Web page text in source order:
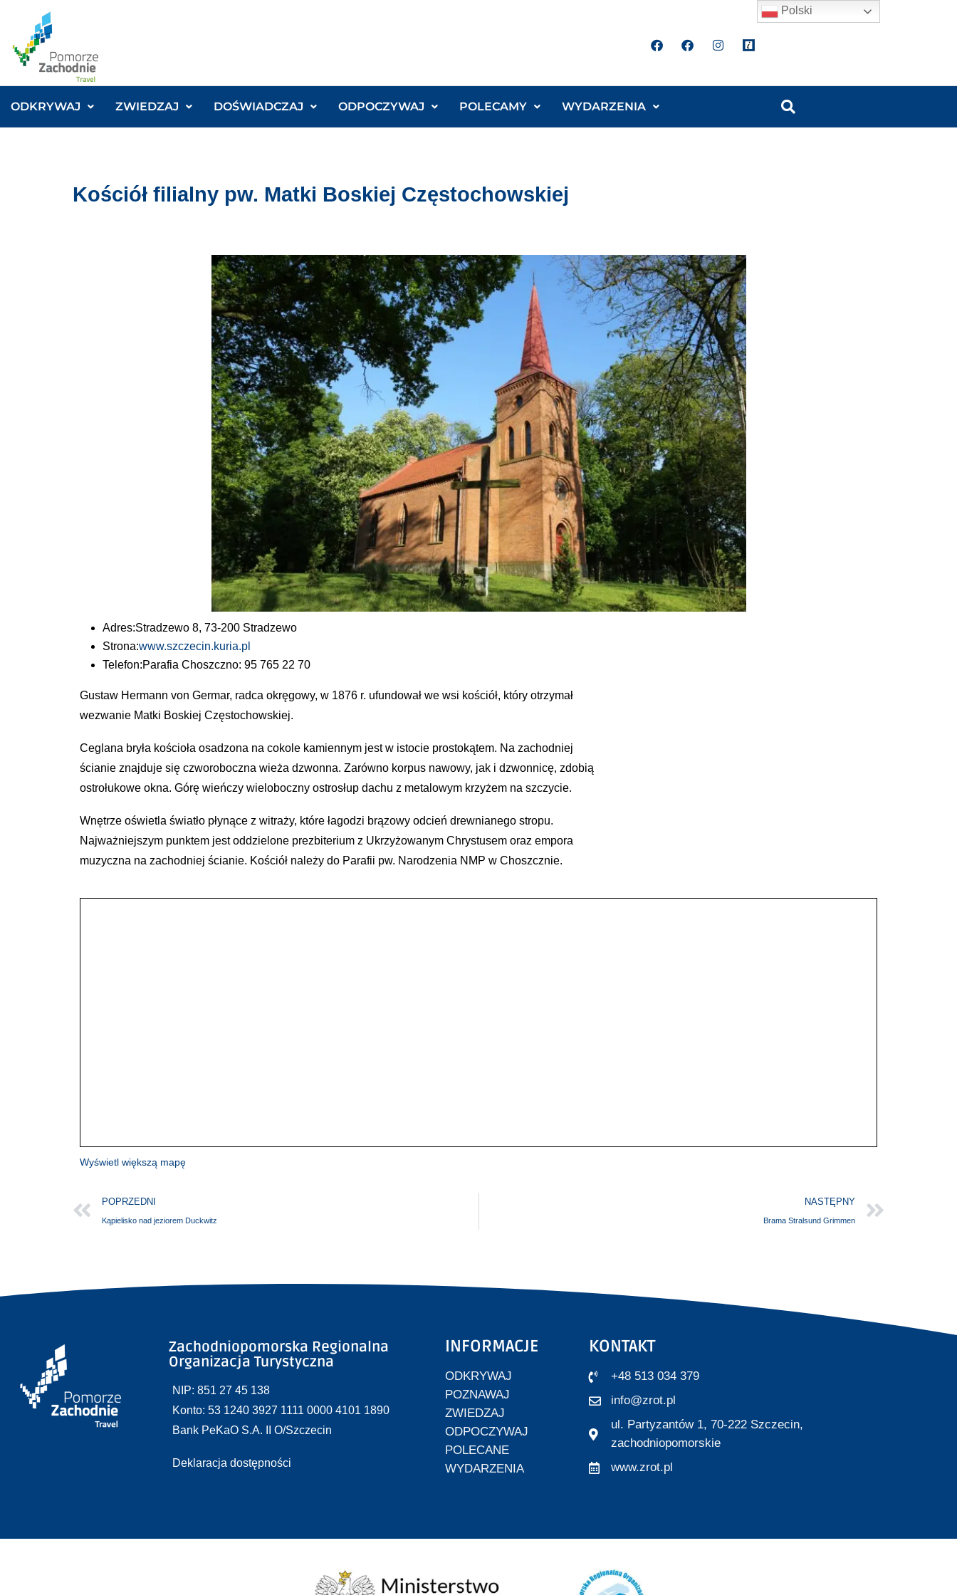
ODKRYWAJ ZWIEDZAJ DOŚWIADCZAJ ODPOCZYWAJ POLECAMY WYDARZENIA
Kościół filialny pw. Matki Boskiej Częstochowskiej
Adres:Stradzewo 8, 73-200 Stradzewo
Strona:www.szczecin.kuria.pl
Telefon:Parafia Choszczno: 95 765 22 70
Gustaw Hermann von Germar, radca okręgowy, w 1876 r. ufundował we wsi kościół, który otrzymał
wezwanie Matki Boskiej Częstochowskiej.
Ceglana bryła kościoła osadzona na cokole kamiennym jest w istocie prostokątem. Na zachodniej
ścianie znajduje się czworoboczna wieża dzwonna. Zarówno korpus nawowy, jak i dzwonnicę, zdobią
ostrołukowe okna. Górę wieńczy wieloboczny ostrosłup dachu z metalowym krzyżem na szczycie.
Wnętrze oświetla światło płynące z witraży, które łagodzi brązowy odcień drewnianego stropu.
Najważniejszym punktem jest oddzielone prezbiterium z Ukrzyżowanym Chrystusem oraz empora
muzyczna na zachodniej ścianie. Kościół należy do Parafii pw. Narodzenia NMP w Choszcznie.
Wyświetl większą mapę
POPRZEDNI
Kąpielisko nad jeziorem Duckwitz
NASTĘPNY
Brama Stralsund Grimmen
Zachodniopomorska Regionalna
Organizacja Turystyczna
NIP: 851 27 45 138
Konto: 53 1240 3927 1111 0000 4101 1890
Bank PeKaO S.A. II O/Szczecin
Deklaracja dostępności
INFORMACJE
ODKRYWAJ
POZNAWAJ
ZWIEDZAJ
ODPOCZYWAJ
POLECANE
WYDARZENIA
KONTAKT
+48 513 034 379
info@zrot.pl
ul. Partyzantów 1, 70-222 Szczecin,
zachodniopomorskie
www.zrot.pl
Polski